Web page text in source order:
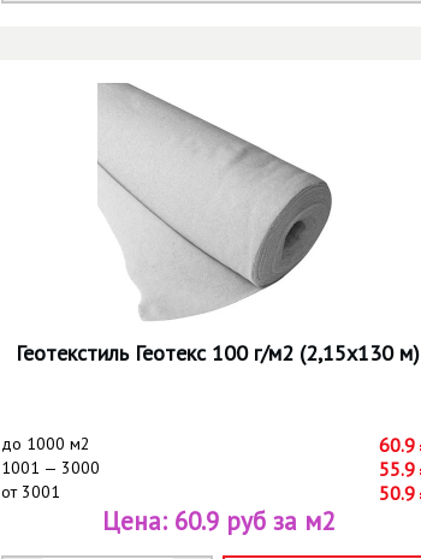
Геотекстиль Геотекс 100 г/м2 (2,15х130 м)
до 1000 м2 60.9
1001 — 3000 55.9
от3001 50.9
Цена: 60.9 руб за м2